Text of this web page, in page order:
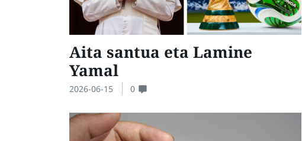
Aita santua eta Lamine
Yamal
2026-06-15 0